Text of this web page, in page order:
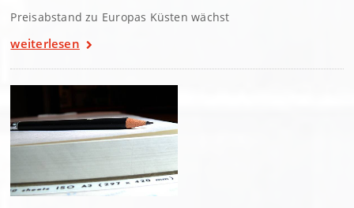
Preisabstand zu Europas Küsten wächst
weiterlesen